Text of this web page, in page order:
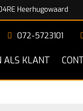
Heerhugowaard
072-5723101
ALS KLANT